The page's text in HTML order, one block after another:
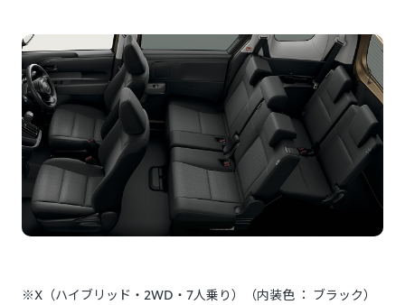
※X（ハイブリッド・2WD・7人乗り）（内装色 ： ブラック）